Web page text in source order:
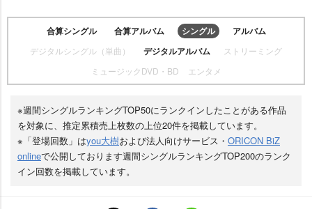
合算シングル 合算アルバム シングル アルバム
デジタルシングル（単曲） デジタルアルバム
ストリーミング
ミュージックDVD・BD
エンタメ
※週間シングルランキングTOP50にランクインしたことがある作品
を対象に、推定累積売上枚数の上位20件を掲載しています。
※「登場回数」はyou大樹および法人向けサービス・ ORICON BiZ
onlineで公開しております週間シングルランキングTOP200のランク
イン回数を掲載しています。